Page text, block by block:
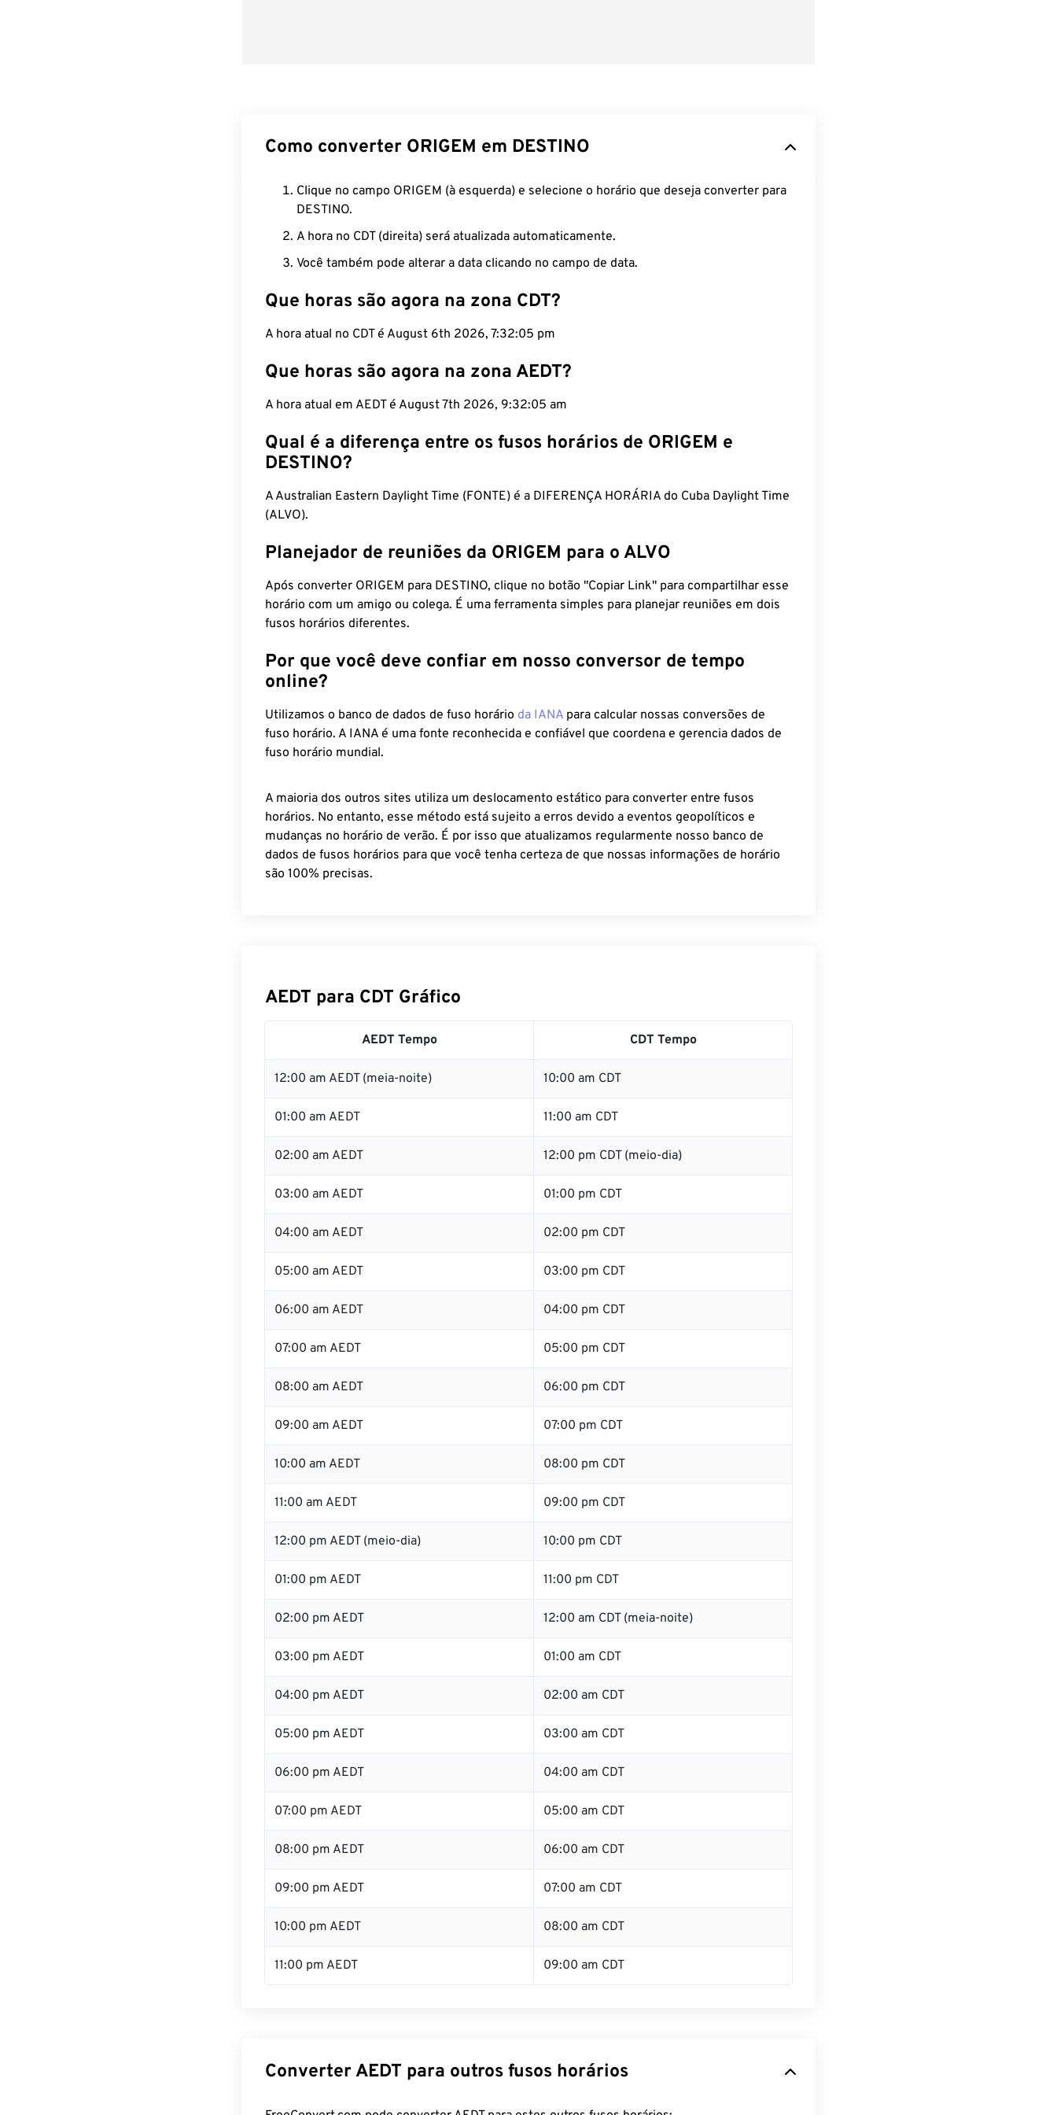
Como converter ORIGEM em DESTINO
Clique no campo ORIGEM (à esquerda) e selecione o horário que deseja converter para
DESTINO.
A hora no CDT (direita) será atualizada automaticamente.
Você também pode alterar a data clicando no campo de data.
Que horas são agora na zona CDT?
A hora atual no CDT é August 6th 2026, 7:32:06 pm
Que horas são agora na zona AEDT?
A hora atual em AEDT é August 7th 2026, 9:32:06 am
Qual é a diferença entre os fusos horários de ORIGEM e
DESTINO?
A Australian Eastern Daylight Time (FONTE) é a DIFERENÇA HORÁRIA do Cuba Daylight Time
(ALVO).
Planejador de reuniões da ORIGEM para o ALVO
Após converter ORIGEM para DESTINO, clique no botão "Copiar Link" para compartilhar esse
horário com um amigo ou colega. É uma ferramenta simples para planejar reuniões em dois
fusos horários diferentes.
Por que você deve confiar em nosso conversor de tempo
online?
Utilizamos o banco de dados de fuso horário da IANA para calcular nossas conversões de
fuso horário. A IANA é uma fonte reconhecida e confiável que coordena e gerencia dados de
fuso horário mundial.
A maioria dos outros sites utiliza um deslocamento estático para converter entre fusos
horários. No entanto, esse método está sujeito a erros devido a eventos geopolíticos e
mudanças no horário de verão. É por isso que atualizamos regularmente nosso banco de
dados de fusos horários para que você tenha certeza de que nossas informações de horário
são 100% precisas.
AEDT para CDT Gráfico
AEDT Tempo CDT Tempo
12:00 am AEDT (meia-noite) 10:00 am CDT
01:00 am AEDT 11:00 am CDT
02:00 am AEDT 12:00 pm CDT (meio-dia)
03:00 am AEDT 01:00 pm CDT
04:00 am AEDT 02:00 pm CDT
05:00 am AEDT 03:00 pm CDT
06:00 am AEDT 04:00 pm CDT
07:00 am AEDT 05:00 pm CDT
08:00 am AEDT 06:00 pm CDT
09:00 am AEDT 07:00 pm CDT
10:00 am AEDT 08:00 pm CDT
11:00 am AEDT 09:00 pm CDT
12:00 pm AEDT (meio-dia) 10:00 pm CDT
01:00 pm AEDT 11:00 pm CDT
02:00 pm AEDT 12:00 am CDT (meia-noite)
03:00 pm AEDT 01:00 am CDT
04:00 pm AEDT 02:00 am CDT
05:00 pm AEDT 03:00 am CDT
06:00 pm AEDT 04:00 am CDT
07:00 pm AEDT 05:00 am CDT
08:00 pm AEDT 06:00 am CDT
09:00 pm AEDT 07:00 am CDT
10:00 pm AEDT 08:00 am CDT
11:00 pm AEDT 09:00 am CDT
Converter AEDT para outros fusos horários